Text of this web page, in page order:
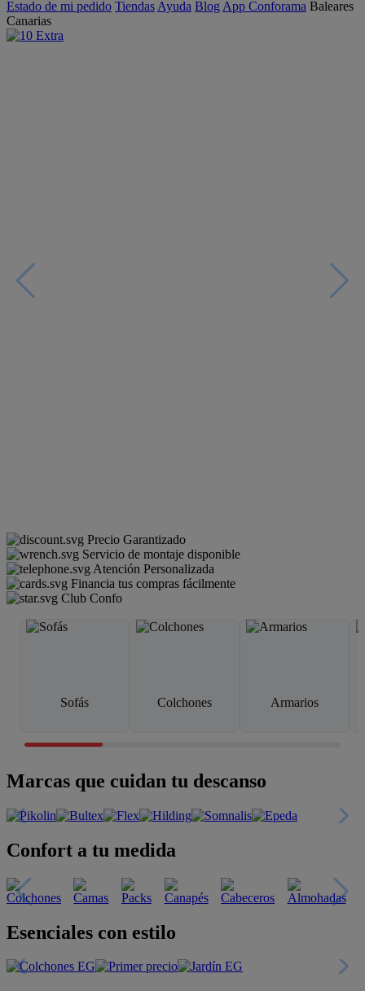
Estado de mi pedido Tiendas Ayuda Blog App Conforama Baleares
Canarias
Precio Garantizado
Servicio de montaje disponible
Atención Personalizada
Financia tus compras fácilmente
Club Confo
Sofás Colchones Armarios
Marcas que cuidan tu descanso
Confort a tu medida
Esenciales con estilo